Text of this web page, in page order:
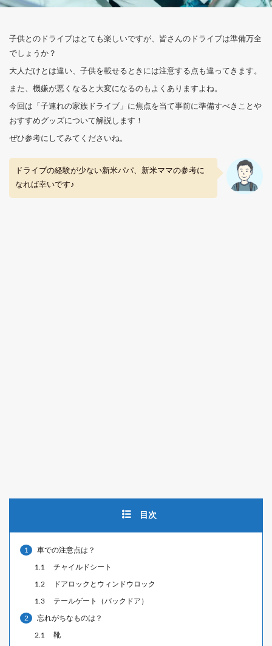
子供とのドライブはとても楽しいですが、皆さんのドライブは準備万全
でしょうか？
大人だけとは違い、子供を載せるときには注意する点も違ってきます。
また、機嫌が悪くなると大変になるのもよくありますよね。
今回は「子連れの家族ドライブ」に焦点を当て事前に準備すべきことや
おすすめグッズについて解説します！
ぜひ参考にしてみてくださいね。
ドライブの経験が少ない新米パパ、新米ママの参考に
なれば幸いです♪
目次
1 車での注意点は？
1.1 チャイルドシート
1.2 ドアロックとウィンドウロック
1.3 テールゲート（バックドア）
2 忘れがちなものは？
2.1 靴